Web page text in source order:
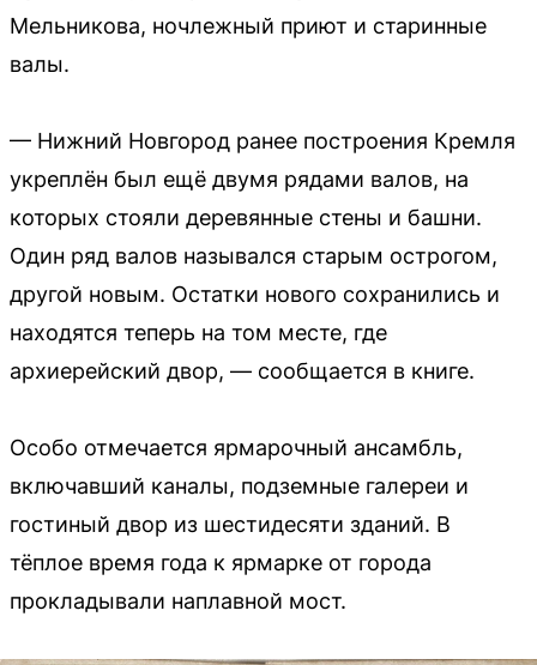
Мельникова, ночлежный приют и старинные
валы.
— Нижний Новгород ранее построения Кремля
укреплён был ещё двумя рядами валов, на
которых стояли деревянные стены и башни.
Один ряд валов назывался старым острогом,
другой новым. Остатки нового сохранились и
находятся теперь на том месте, где
архиерейский двор, — сообщается в книге.
Особо отмечается ярмарочный ансамбль,
включавший каналы, подземные галереи и
гостиный двор из шестидесяти зданий. В
тёплое время года к ярмарке от города
прокладывали наплавной мост.